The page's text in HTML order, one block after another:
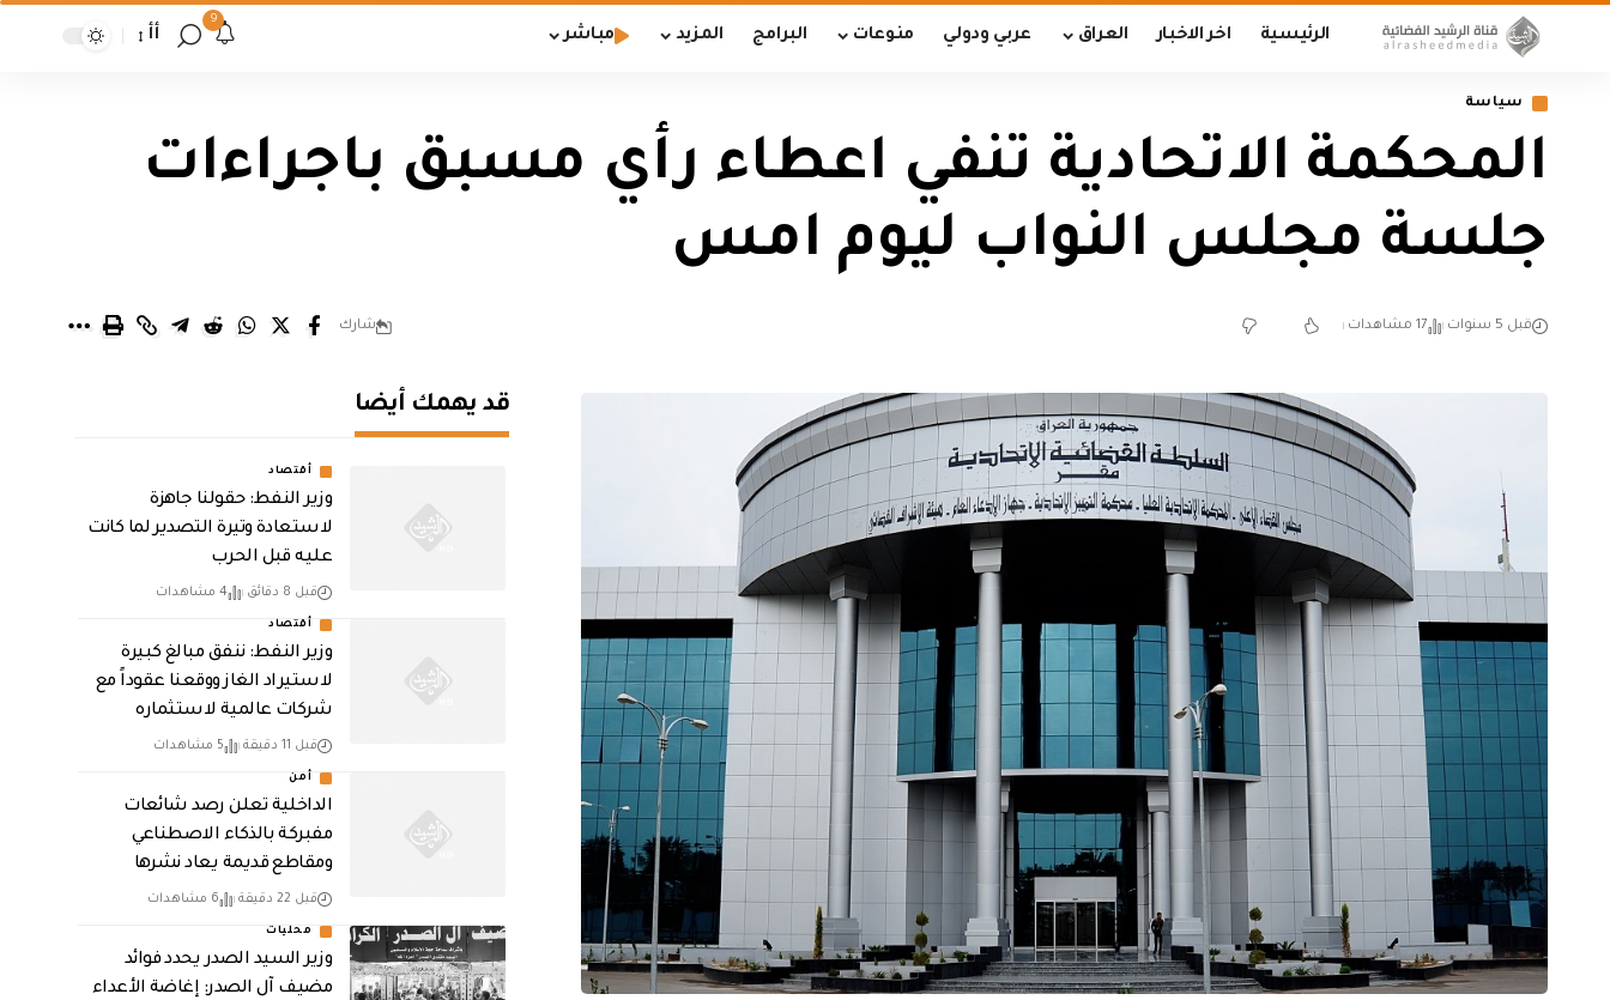
الرئيسية اخر الاخبار العراق عربي ودولي منوعات البرامج المزيد مباشر
9
أأ
سياسة
المحكمة الاتحادية تنفي اعطاء رأي مسبق باجراءات
جلسة مجلس النواب ليوم امس
قبل 5 سنوات 17 مشاهدات شارك
قد يهمك أيضا
أقتصاد
وزير النفط: حقولنا جاهزة
لاستعادة وتيرة التصدير لما كانت
عليه قبل الحرب
قبل 8 دقائق 4 مشاهدات
أقتصاد
وزير النفط: ننفق مبالغ كبيرة
لاستيراد الغاز ووقعنا عقوداً مع
شركات عالمية لاستثماره
قبل 11 دقيقة 5 مشاهدات
أمن
الداخلية تعلن رصد شائعات
مفبركة بالذكاء الاصطناعي
ومقاطع قديمة يعاد نشرها
قبل 22 دقيقة 6 مشاهدات
محليات
وزير السيد الصدر يحدد فوائد
مضيف آل الصدر: إغاضة الأعداء